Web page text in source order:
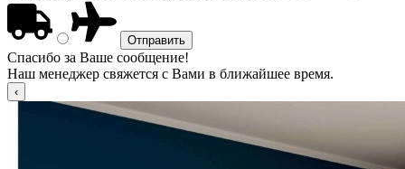
Спасибо за Ваше сообщение!
Наш менеджер свяжется с Вами в ближайшее время.